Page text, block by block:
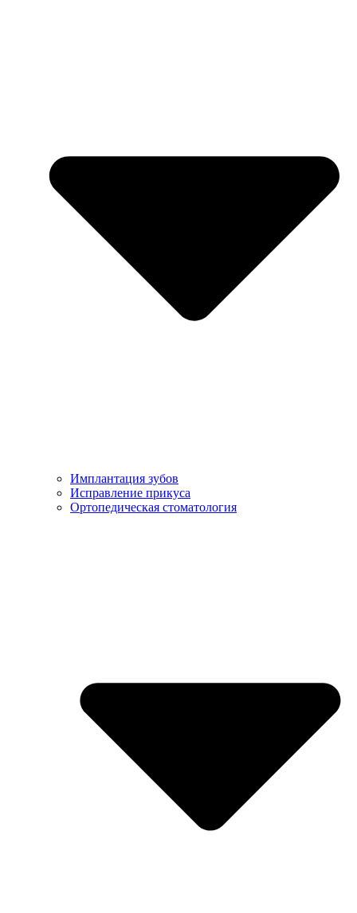
Имплантация зубов
Исправление прикуса
Ортопедическая стоматология